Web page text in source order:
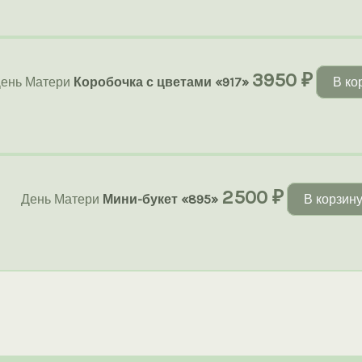
Матери Коробочка с цветами «917» 3950 ₽ В
День Матери Мини-букет «895» 2500 ₽ В корзину